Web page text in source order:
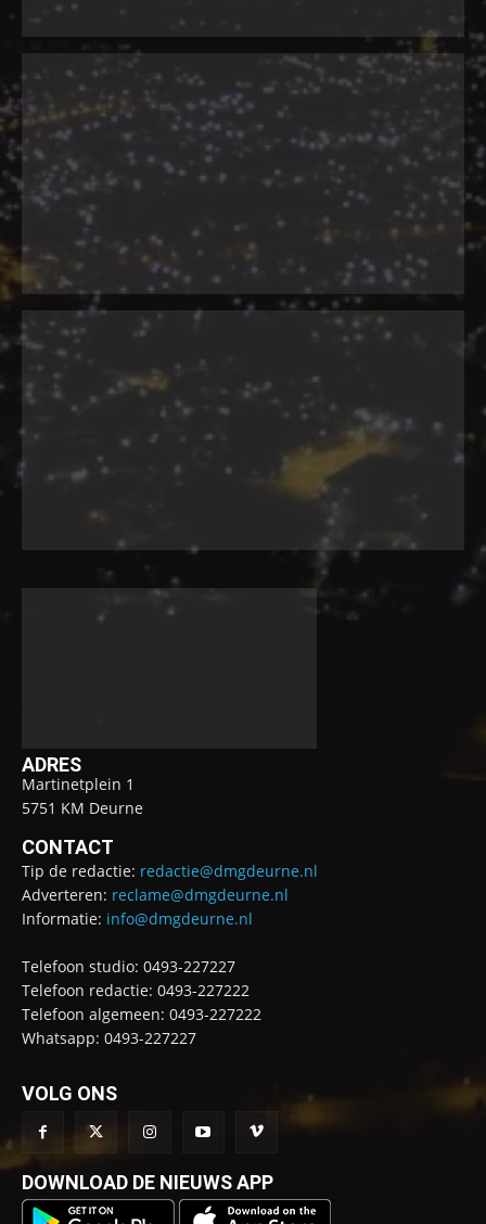
ADRES
Martinetplein 1
5751 KM Deurne
CONTACT
Tip de redactie: redactie@dmgdeurne.nl
Adverteren: reclame@dmgdeurne.nl
Informatie: info@dmgdeurne.nl
Telefoon studio: 0493-227227
Telefoon redactie: 0493-227222
Telefoon algemeen: 0493-227222
Whatsapp: 0493-227227
VOLG ONS
DOWNLOAD DE NIEUWS APP